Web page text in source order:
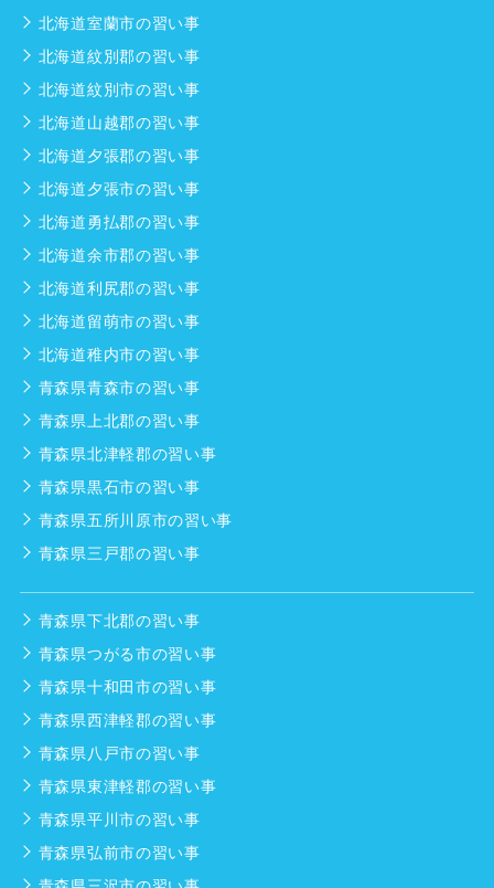
北海道室蘭市の習い事
北海道紋別郡の習い事
北海道紋別市の習い事
北海道山越郡の習い事
北海道夕張郡の習い事
北海道夕張市の習い事
北海道勇払郡の習い事
北海道余市郡の習い事
北海道利尻郡の習い事
北海道留萌市の習い事
北海道稚内市の習い事
青森県青森市の習い事
青森県上北郡の習い事
青森県北津軽郡の習い事
青森県黒石市の習い事
青森県五所川原市の習い事
青森県三戸郡の習い事
青森県下北郡の習い事
青森県つがる市の習い事
青森県十和田市の習い事
青森県西津軽郡の習い事
青森県八戸市の習い事
青森県東津軽郡の習い事
青森県平川市の習い事
青森県弘前市の習い事